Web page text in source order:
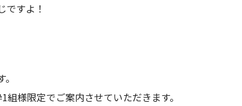
ですよ！
様限定でご案内させていただきます。